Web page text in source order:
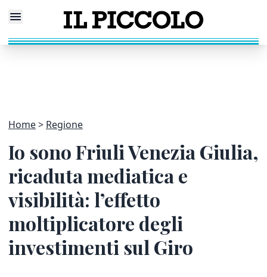
Home Regione
Io sono Friuli Venezia Giulia,
ricaduta mediatica e
visibilità: l’effetto
moltiplicatore degli
investimenti sul Giro